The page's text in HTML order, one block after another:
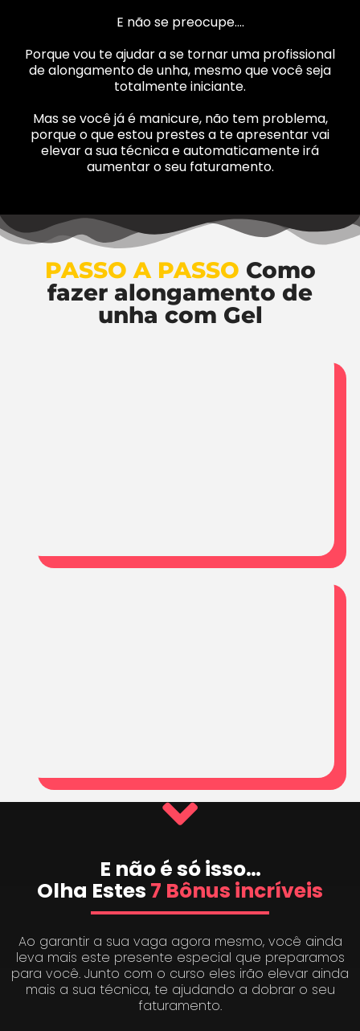
E não se preocupe….
Porque vou te ajudar a se tornar uma profissional
de alongamento de unha, mesmo que você seja
totalmente iniciante.
Mas se você já é manicure, não tem problema,
porque o que estou prestes a te apresentar vai
elevar a sua técnica e automaticamente irá
aumentar o seu faturamento.
PASSO A PASSO Como
fazer alongamento de
unha com Gel
E não é só isso…
Olha Estes 7 Bônus incríveis
Ao garantir a sua vaga agora mesmo, você ainda
leva mais este presente especial que preparamos
para você. Junto com o curso eles irão elevar ainda
mais a sua técnica, te ajudando a dobrar o seu
faturamento.